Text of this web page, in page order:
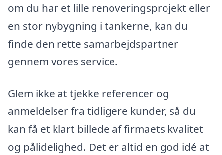
om du har et lille renoveringsprojekt eller
en stor nybygning i tankerne, kan du
finde den rette samarbejdspartner
gennem vores service.
Glem ikke at tjekke referencer og
anmeldelser fra tidligere kunder, så du
kan få et klart billede af firmaets kvalitet
og pålidelighed. Det er altid en god idé at